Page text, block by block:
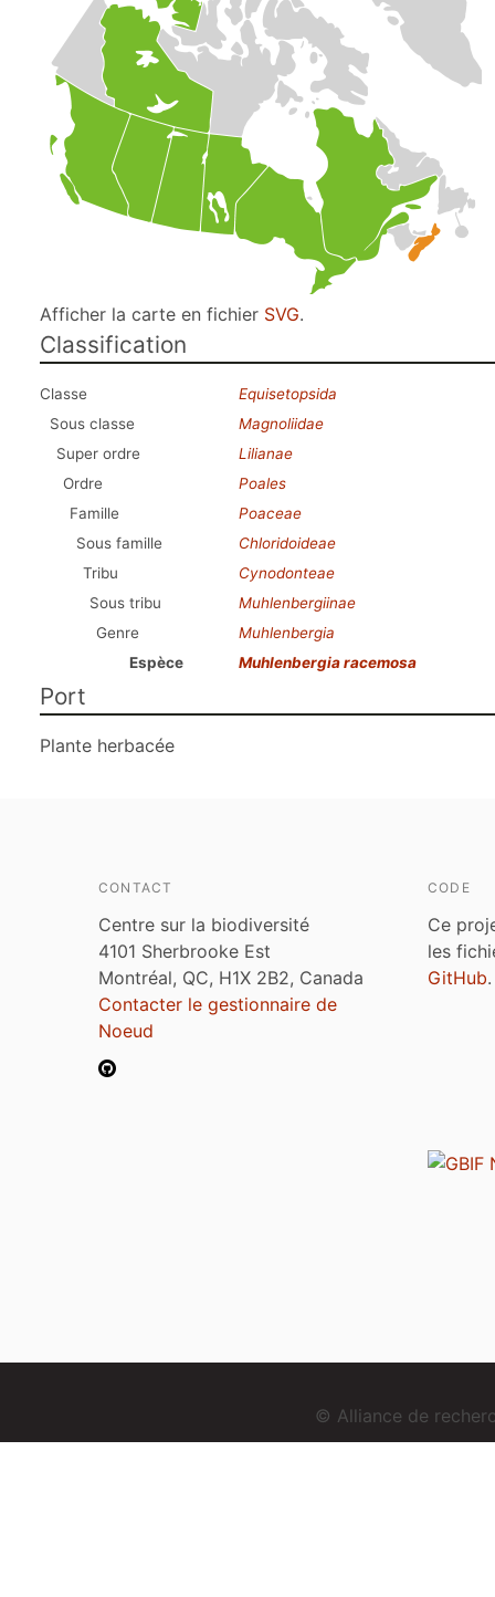
Afficher la carte en fichier SVG.
Classification
Classe
Equisetopsida
Sous classe
Magnoliidae
Super ordre
Lilianae
Ordre
Poales
Famille
Poaceae
Sous famille
Chloridoideae
Tribu
Cynodonteae
Sous tribu
Muhlenbergiinae
Genre
Muhlenbergia
Espèce
Muhlenbergia racemosa
Port
Plante herbacée
CONTACT
Centre sur la biodiversité
4101 Sherbrooke Est
Montréal, QC, H1X 2B2, Canada
Contacter le gestionnaire de
Noeud
CODE
Ce
les
GitHub.
© Alliance de